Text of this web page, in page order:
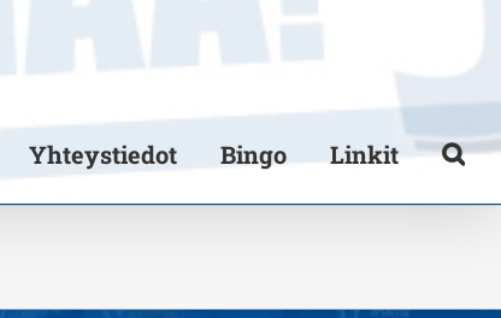
Yhteystiedot Bingo Linkit